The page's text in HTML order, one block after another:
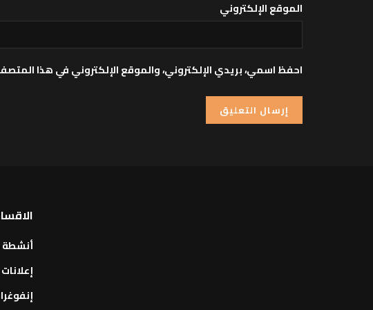
الموقع الإلكتروني
احفظ اسمي، بريدي الإلكتروني، والموقع الإلكتروني في هذا
إعلانات